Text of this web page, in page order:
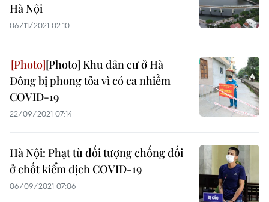
Hà Nội
06/11/2021 02:10
[Photo] Khu dân cư ở Hà
Đông bị phong tỏa vì có ca nhiễm
COVID-19
22/09/2021 07:14
Hà Nội: Phạt tù đối tượng chống đối
ở chốt kiểm dịch COVID-19
06/09/2021 07:06